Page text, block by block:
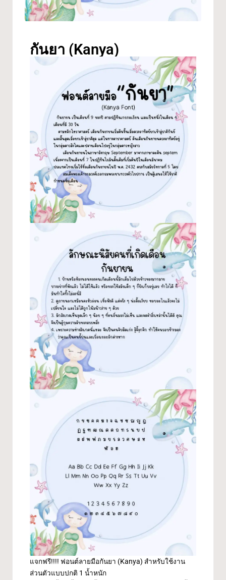
กันยา (Kanya)
แจกฟรี!!!! ฟอนต์ลายมือกันยา (Kanya) สำหรับใช้งาน
ส่วนตัวแบบปกติ 1 น้ำหนัก